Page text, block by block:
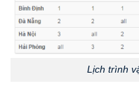
Lịch trình